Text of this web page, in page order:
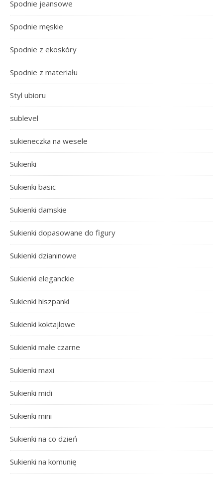
Spodnie jeansowe
Spodnie męskie
Spodnie z ekoskóry
Spodnie z materiału
Styl ubioru
sublevel
sukieneczka na wesele
Sukienki
Sukienki basic
Sukienki damskie
Sukienki dopasowane do figury
Sukienki dzianinowe
Sukienki eleganckie
Sukienki hiszpanki
Sukienki koktajlowe
Sukienki małe czarne
Sukienki maxi
Sukienki midi
Sukienki mini
Sukienki na co dzień
Sukienki na komunię